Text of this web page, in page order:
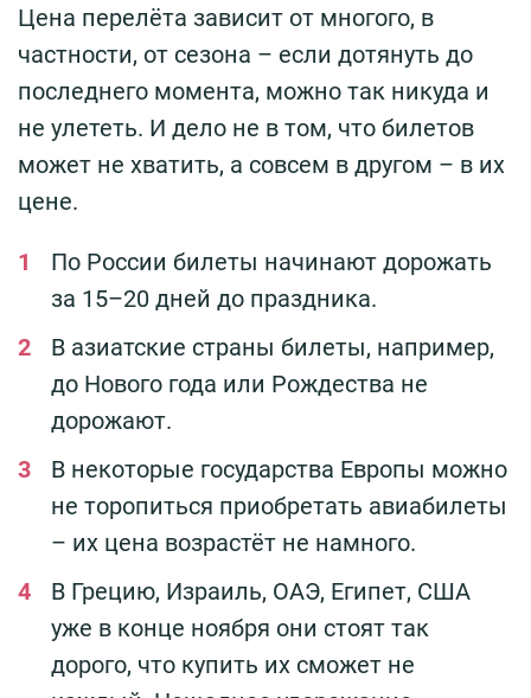
Цена перелёта зависит от многого, в
частности, от сезона – если дотянуть до
последнего момента, можно так никуда и
не улететь. И дело не в том, что билетов
может не хватить, а совсем в другом – в их
цене.
По России билеты начинают дорожать
за 15–20 дней до праздника.
В азиатские страны билеты, например,
до Нового года или Рождества не
дорожают.
В некоторые государства Европы можно
не торопиться приобретать авиабилеты
– их цена возрастёт не намного.
В Грецию, Израиль, ОАЭ, Египет, США
уже в конце ноября они стоят так
дорого, что купить их сможет не